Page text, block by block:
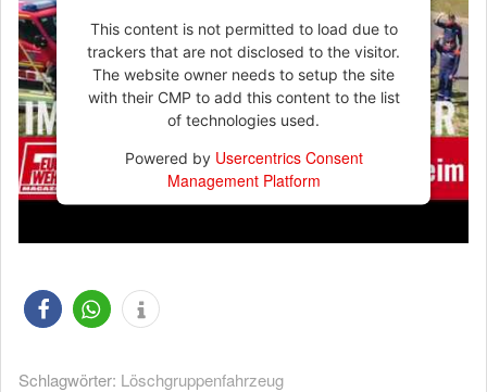
This content is not permitted to load due to
trackers that are not disclosed to the visitor.
The website owner needs to setup the site
with their CMP to add this content to the list
of technologies used.
Powered by Usercentrics Consent
Management Platform
Schlagwörter: Löschgruppenfahrzeug